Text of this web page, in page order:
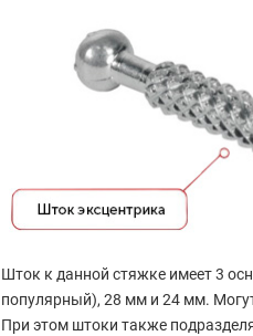
Шток к данной стяжке имеет 3
популярный), 28 мм и 24 мм.
При этом штоки также